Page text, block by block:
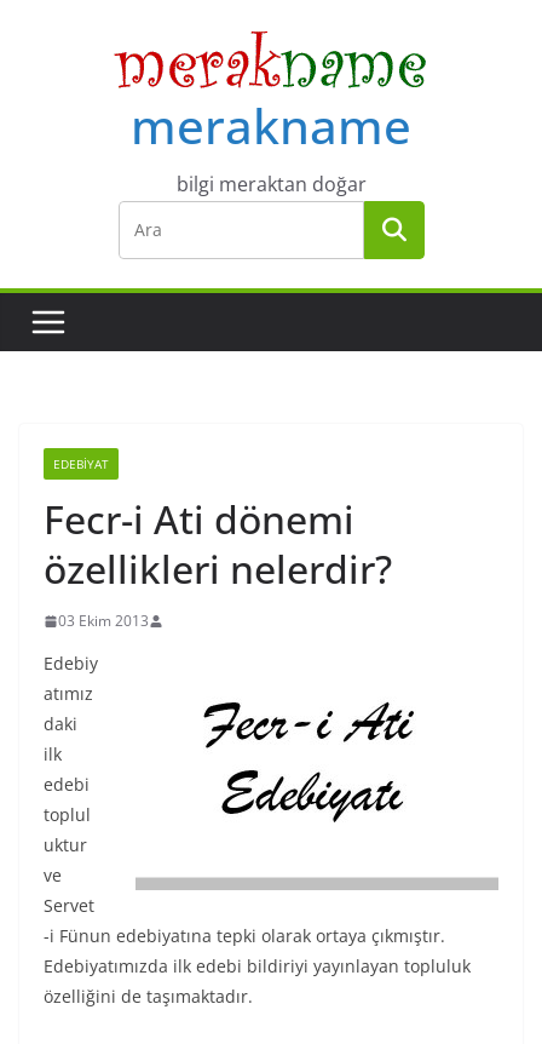
merakname
bilgi meraktan doğar
EDEBIYAT
Fecr-i Ati dönemi
özellikleri nelerdir?
03 Ekim 2013
Edebiy
atımız
daki
ilk
edebi
toplul
uktur
ve
Servet
-i Fünun edebiyatına tepki olarak ortaya çıkmıştır.
Edebiyatımızda ilk edebi bildiriyi yayınlayan topluluk
özelliğini de taşımaktadır.